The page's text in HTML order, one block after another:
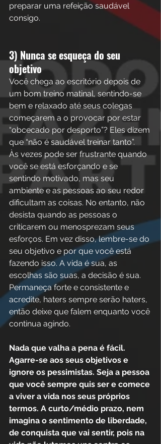
preparar uma refeição saudável
consigo.
3) Nunca se esqueça do seu
objetivo
Você chega ao escritório depois de
um bom treino matinal, sentindo-se
bem e relaxado até seus colegas
começarem a o provocar por estar
“obcecado por desporto”? Eles dizem
que “não é saudável treinar tanto”.
Às vezes pode ser frustrante quando
você se está esforçando e se
sentindo motivado, mas seu
ambiente e as pessoas ao seu redor
dificultam as coisas. No entanto, não
desista quando as pessoas o
criticarem ou menosprezam seus
esforços. Em vez disso, lembre-se do
seu objetivo e por que você está
fazendo isso. A vida é sua, as
escolhas são suas, a decisão é sua.
Permaneça forte e consistente e
acredite, haters sempre serão haters,
então deixe que falem enquanto você
continua agindo.
Nada que valha a pena é fácil.
Agarre-se aos seus objetivos e
ignore os pessimistas. Seja a pessoa
que você sempre quis ser e comece
a viver a vida nos seus próprios
termos. A curto/médio prazo, nem
imagina o sentimento de liberdade,
de conquista que vai sentir, pois na